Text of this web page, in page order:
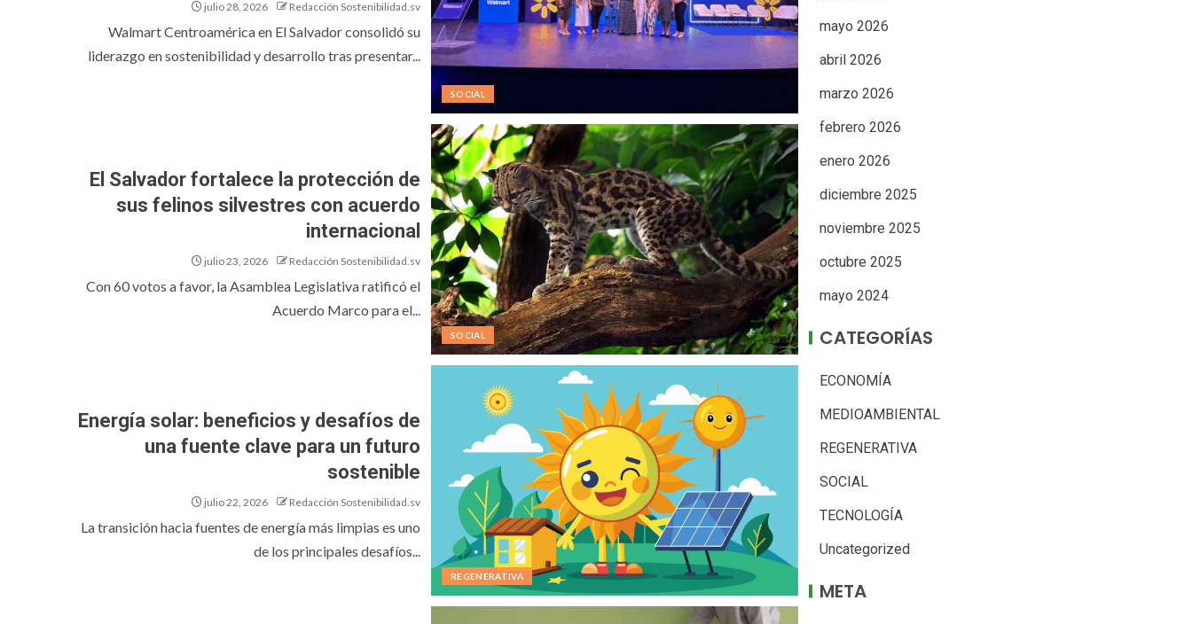
SOCIAL
julio 28, 2026 Redacción Sostenibilidad.sv
Walmart Centroamérica en El Salvador consolidó su
liderazgo en sostenibilidad y desarrollo tras presentar...
SOCIAL
El Salvador fortalece la protección de
sus felinos silvestres con acuerdo
internacional
julio 23, 2026 Redacción Sostenibilidad.sv
Con 60 votos a favor, la Asamblea Legislativa ratificó el
Acuerdo Marco para el...
REGENERATIVA
Energía solar: beneficios y desafíos de
una fuente clave para un futuro
sostenible
julio 22, 2026 Redacción Sostenibilidad.sv
La transición hacia fuentes de energía más limpias es uno
de los principales desafíos...
mayo 2026
abril 2026
marzo 2026
febrero 2026
enero 2026
diciembre 2025
noviembre 2025
octubre 2025
mayo 2024
CATEGORÍAS
ECONOMÍA
MEDIOAMBIENTAL
REGENERATIVA
SOCIAL
TECNOLOGÍA
Uncategorized
META